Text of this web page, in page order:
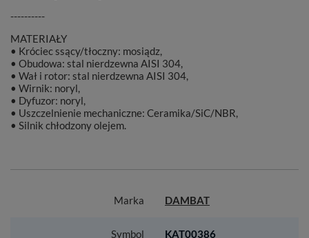
----------
MATERIAŁY
• Króciec ssący/tłoczny: mosiądz,
• Obudowa: stal nierdzewna AISI 304,
• Wał i rotor: stal nierdzewna AISI 304,
• Wirnik: noryl,
• Dyfuzor: noryl,
• Uszczelnienie mechaniczne: Ceramika/SiC/NBR,
• Silnik chłodzony olejem.
Marka DAMBAT
Symbol KAT00386